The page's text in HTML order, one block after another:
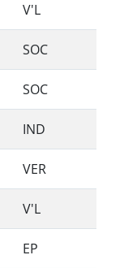
V'L
SOC
SOC
IND
VER
V'L
EP